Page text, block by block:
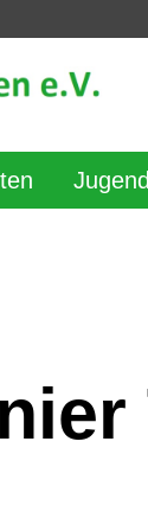
Jugend